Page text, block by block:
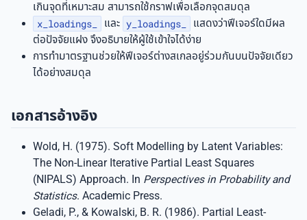
เกินจุดที่เหมาะสม สามารถใช้กราฟเพื่อเลือกจุดสมดุล
x_loadings_
และ y_loadings_
แสดงว่าฟีเจอร์ใดมีผล
ต่อปัจจัยแฝง จึงอธิบายให้ผู้ใช้เข้าใจได้ง่าย
การทำมาตรฐานช่วยให้ฟีเจอร์ต่างสเกลอยู่ร่วมกันบนปัจจัยเดียว
ได้อย่างสมดุล
เอกสารอ้างอิง
Wold, H. (1975). Soft Modelling by Latent Variables:
The Non-Linear Iterative Partial Least Squares
(NIPALS) Approach. In Perspectives in Probability and
Statistics. Academic Press.
Geladi, P., & Kowalski, B. R. (1986). Partial Least-